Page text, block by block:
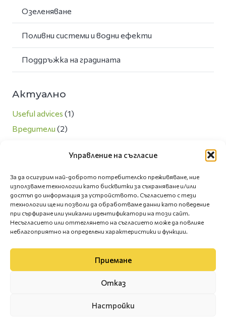
Управление на съгласие
За да осигурим най-доброто потребителско преживяване, ние
използваме технологии като бисквитки за съхраняване и/или
достъп до информация за устройството. Съгласието с тези
технологии ще ни позволи да обработваме данни като поведение
при сърфиране или уникални идентификатори на този сайт.
Несъгласието или оттеглянето на съгласието може да повлияе
неблагоприятно на определени характеристики и функции.
Приемане
Отказ
Настройки
Озеленяване
Поливни системи и водни ефекти
Поддръжка на градината
Актуално
Useful advices (1)
Вредители (2)
(3)
Новини
Озеленяване и екология(5)
Полезни съвети(66)
Сезонни грижи за двора